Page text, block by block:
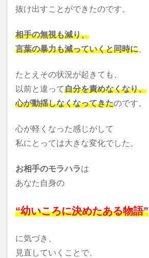
抜け出すことができたのです。
相手の無視も減り、
言葉の暴力も減っていくと同時に
たとえその状況が起きても、
以前と違って自分を責めなくなり、
心が動揺しなくなってきたのです。
心が軽くなった感じがして
私にとっては大きな変化でした。
お相手のモラハラは
あなた自身の
“幼いころに決めたある物語”
に気づき、
見直していくことで、